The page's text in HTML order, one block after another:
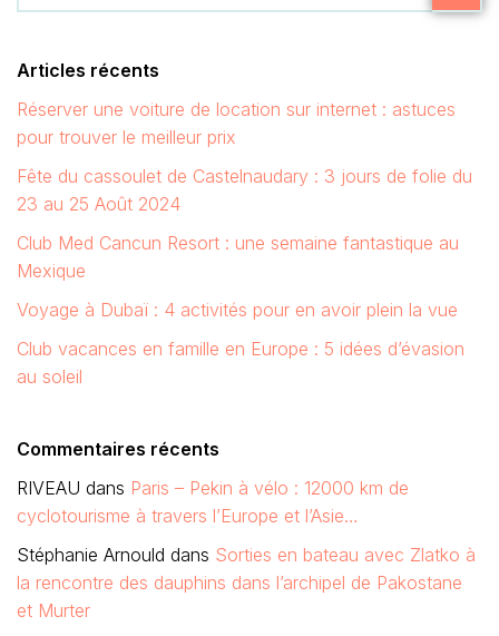
Articles récents
Réserver une voiture de location sur internet : astuces
pour trouver le meilleur prix
Fête du cassoulet de Castelnaudary : 3 jours de folie du
23 au 25 Août 2024
Club Med Cancun Resort : une semaine fantastique au
Mexique
Voyage à Dubaï : 4 activités pour en avoir plein la vue
Club vacances en famille en Europe : 5 idées d’évasion
au soleil
Commentaires récents
RIVEAU dans Paris – Pekin à vélo : 12000 km de
cyclotourisme à travers l’Europe et l’Asie…
Stéphanie Arnould dans Sorties en bateau avec Zlatko à
la rencontre des dauphins dans l’archipel de Pakostane
et Murter